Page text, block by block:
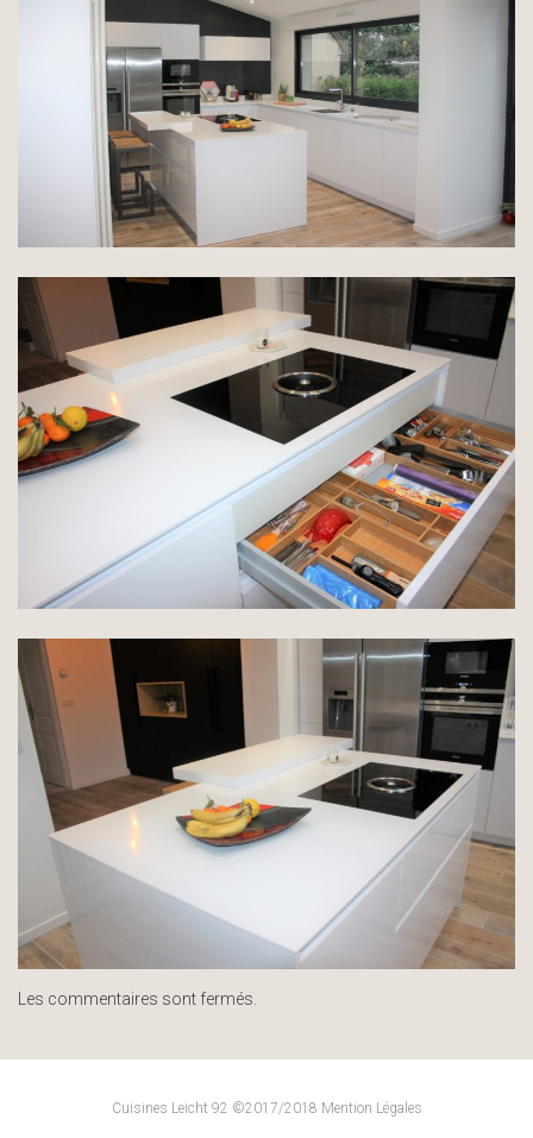
Les commentaires sont fermés.
Cuisines Leicht 92 ©2017/2018 Mention Légales